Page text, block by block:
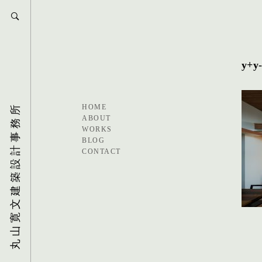
丸山寛文建築設計事務所
HOME
ABOUT
WORKS
BLOG
CONTACT